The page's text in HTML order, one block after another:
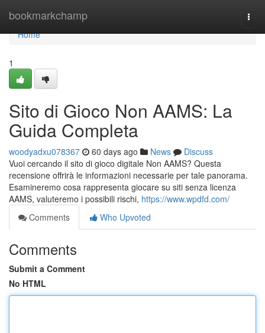
bookmarkchamp
Home
Home
1
Sito di Gioco Non AAMS: La
Guida Completa
woodyadxu078367 60 days ago News
Discuss
Vuoi cercando il sito di gioco digitale Non AAMS? Questa
recensione offrirà le informazioni necessarie per tale panorama.
Esamineremo cosa rappresenta giocare su siti senza licenza
AAMS, valuteremo i possibili rischi, https://www.wpdfd.com/
Comments
Who Upvoted
Comments
Submit a Comment
No HTML